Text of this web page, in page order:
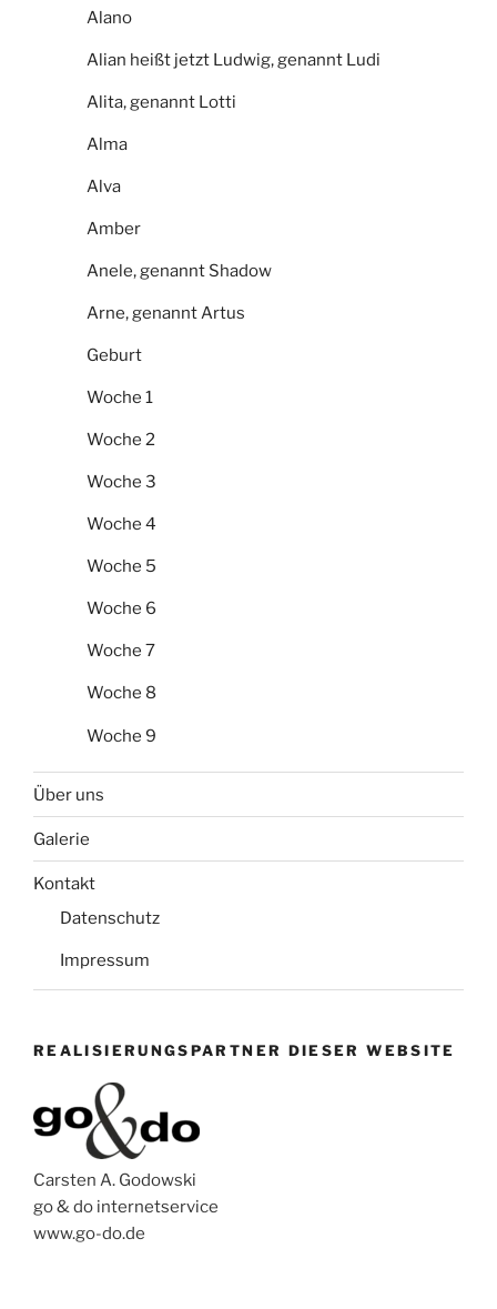
Alano
Alian heißt jetzt Ludwig, genannt Ludi
Alita, genannt Lotti
Alma
Alva
Amber
Anele, genannt Shadow
Arne, genannt Artus
Geburt
Woche 1
Woche 2
Woche 3
Woche 4
Woche 5
Woche 6
Woche 7
Woche 8
Woche 9
Über uns
Galerie
Kontakt
Datenschutz
Impressum
REALISIERUNGSPARTNER DIESER WEBSITE
Carsten A. Godowski
go & do internetservice
www.go-do.de